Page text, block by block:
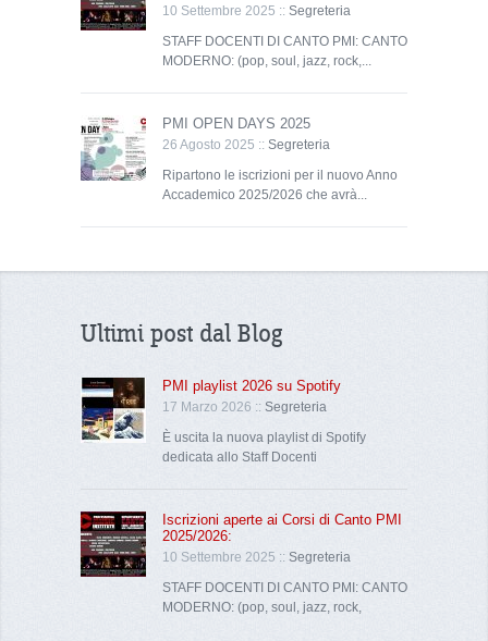
10 Settembre 2025 :: Segreteria
STAFF DOCENTI DI CANTO PMI: CANTO
MODERNO: (pop, soul, jazz, rock,...
PMI OPEN DAYS 2025
26 Agosto 2025 :: Segreteria
Ripartono le iscrizioni per il nuovo Anno
Accademico 2025/2026 che avrà...
Ultimi post dal Blog
PMI playlist 2026 su Spotify
17 Marzo 2026 :: Segreteria
È uscita la nuova playlist di Spotify
dedicata allo Staff Docenti
Iscrizioni aperte ai Corsi di Canto PMI
2025/2026:
10 Settembre 2025 :: Segreteria
STAFF DOCENTI DI CANTO PMI: CANTO
MODERNO: (pop, soul, jazz, rock,